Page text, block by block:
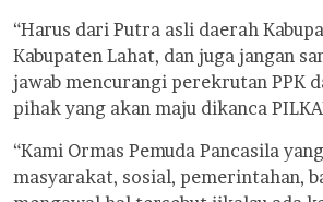
“Harus dari Putra asli daerah
Kabupaten Lahat, dan juga jangan
jawab mencurangi perekrutan PPK
pihak yang akan maju dikanca
“Kami Ormas Pemuda Pancasila
masyarakat, sosial, pemerintahan,